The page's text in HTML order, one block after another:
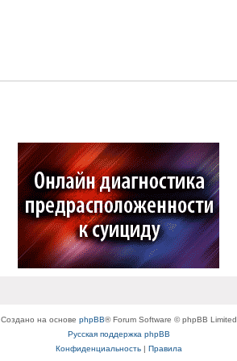
Создано на основе phpBB® Forum Software © phpBB Limited
Русская поддержка phpBB
Конфиденциальность| Правила